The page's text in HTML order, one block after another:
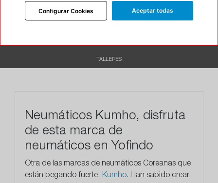
INFORMACIÓN
RECOMENDADO
TALLERES
Neumáticos Kumho, disfruta
de esta marca de
neumáticos en Yofindo
Otra de las marcas de neumáticos Coreanas que
están pegando fuerte, Kumho. Han sabido crear
Configurar Cookies Aceptar todas